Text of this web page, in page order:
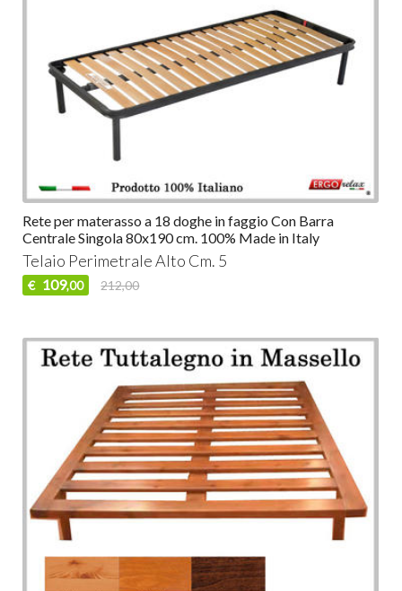
Rete per materasso a 18 doghe in faggio Con Barra
Centrale Singola 80x190 cm. 100% Made in Italy
Telaio Perimetrale Alto Cm. 5
€ 109,00 212,00